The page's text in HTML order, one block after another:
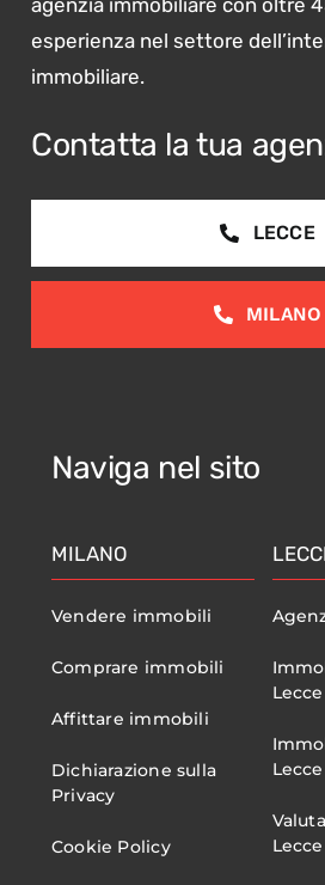
agenzia immobiliare con oltre
esperienza nel settore
immobiliare.
Contatta la tua
LECCE
MILANO
Naviga nel sito
MILANO
Vendere immobili
Comprare immobili
Affittare immobili
Dichiarazione sulla
Privacy
Cookie Policy